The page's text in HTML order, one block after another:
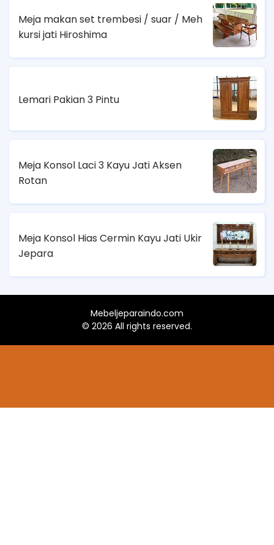
Meja makan set trembesi / suar / Meh
kursi jati Hiroshima
Lemari Pakian 3 Pintu
Meja Konsol Laci 3 Kayu Jati Aksen
Rotan
Meja Konsol Hias Cermin Kayu Jati Ukir
Jepara
Mebeljeparaindo.com
© 2026 All rights reserved.